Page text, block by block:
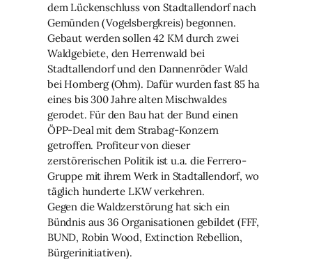
dem Lückenschluss von Stadtallendorf nach
Gemünden (Vogelsbergkreis) begonnen.
Gebaut werden sollen 42 KM durch zwei
Waldgebiete, den Herrenwald bei
Stadtallendorf und den Dannenröder Wald
bei Homberg (Ohm). Dafür wurden fast 85 ha
eines bis 300 Jahre alten Mischwaldes
gerodet. Für den Bau hat der Bund einen
ÖPP-Deal mit dem Strabag-Konzern
getroffen. Profiteur von dieser
zerstörerischen Politik ist u.a. die Ferrero-
Gruppe mit ihrem Werk in Stadtallendorf, wo
täglich hunderte LKW verkehren.
Gegen die Waldzerstörung hat sich ein
Bündnis aus 36 Organisationen gebildet (FFF,
BUND, Robin Wood, Extinction Rebellion,
Bürgerinitiativen).